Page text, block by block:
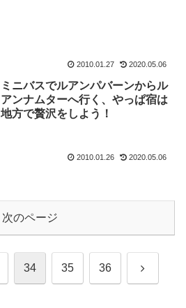
2010.01.27 2020.05.06
ミニバスでルアンパバーンからル
アンナムターへ行く、やっぱ宿は
地方で贅沢をしよう！
2010.01.26 2020.05.06
次のページ
34 35 36 次